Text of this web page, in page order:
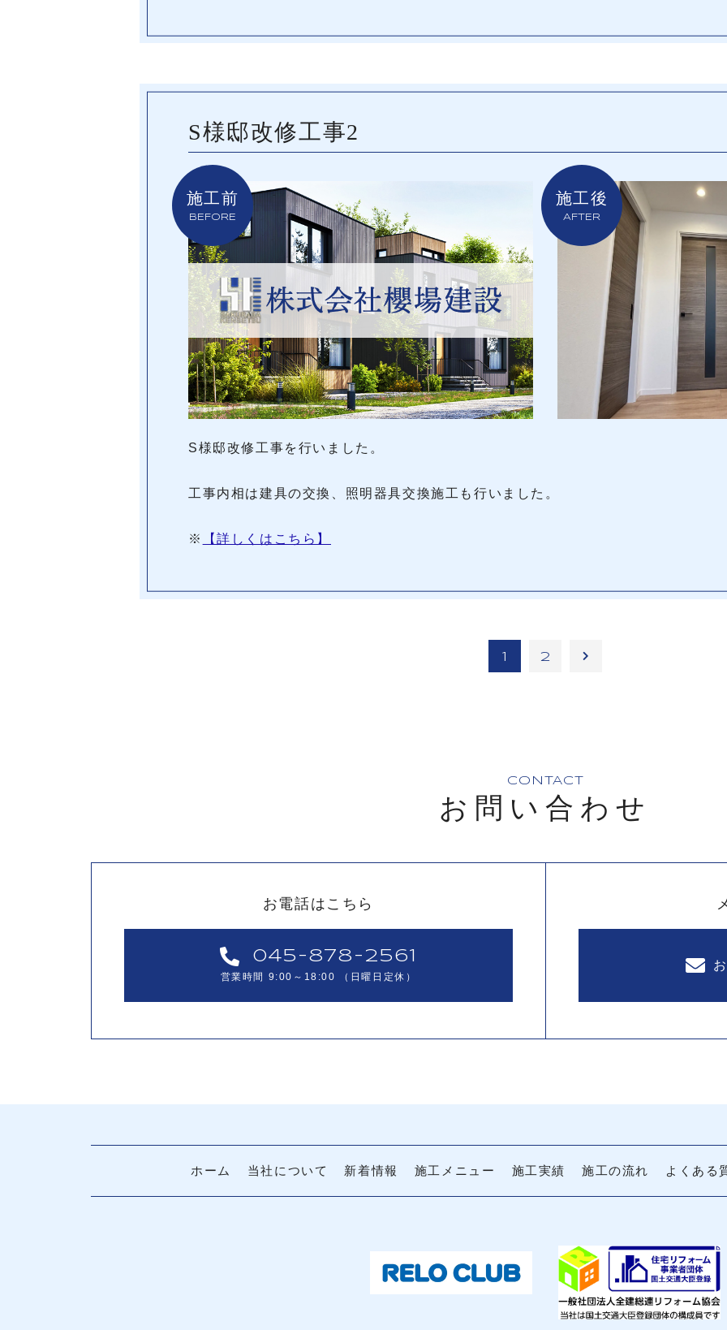
S様邸改修工事2
施工前
BEFORE
施工後
AFTER
S様邸改修工事を行いました。
工事内相は建具の交換、照明器具交換施工も行いました。
※ 【詳しくはこちら】
1 2
CONTACT
お問い合わせ
お電話はこちら
045-878-2561
営業時間 9:00～18:00 （日曜日定休）
ホーム 当社について 新着情報 施工メニュー 施工実績 施工の流れ よくある